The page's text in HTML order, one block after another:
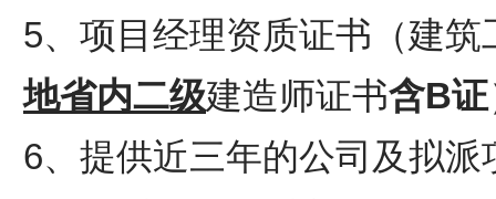
5、项目经理资质证书（建筑
地省内二级建造师证书含B证
6、提供近三年的公司及拟